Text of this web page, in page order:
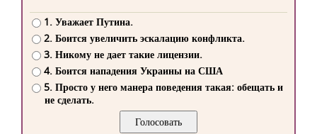
1. Уважает Путина.
2. Боится увеличить эскалацию конфликта.
3. Никому не дает такие лицензии.
4. Боится нападения Украины на США
5. Просто у него манера поведения такая: обещать и
не сделать.